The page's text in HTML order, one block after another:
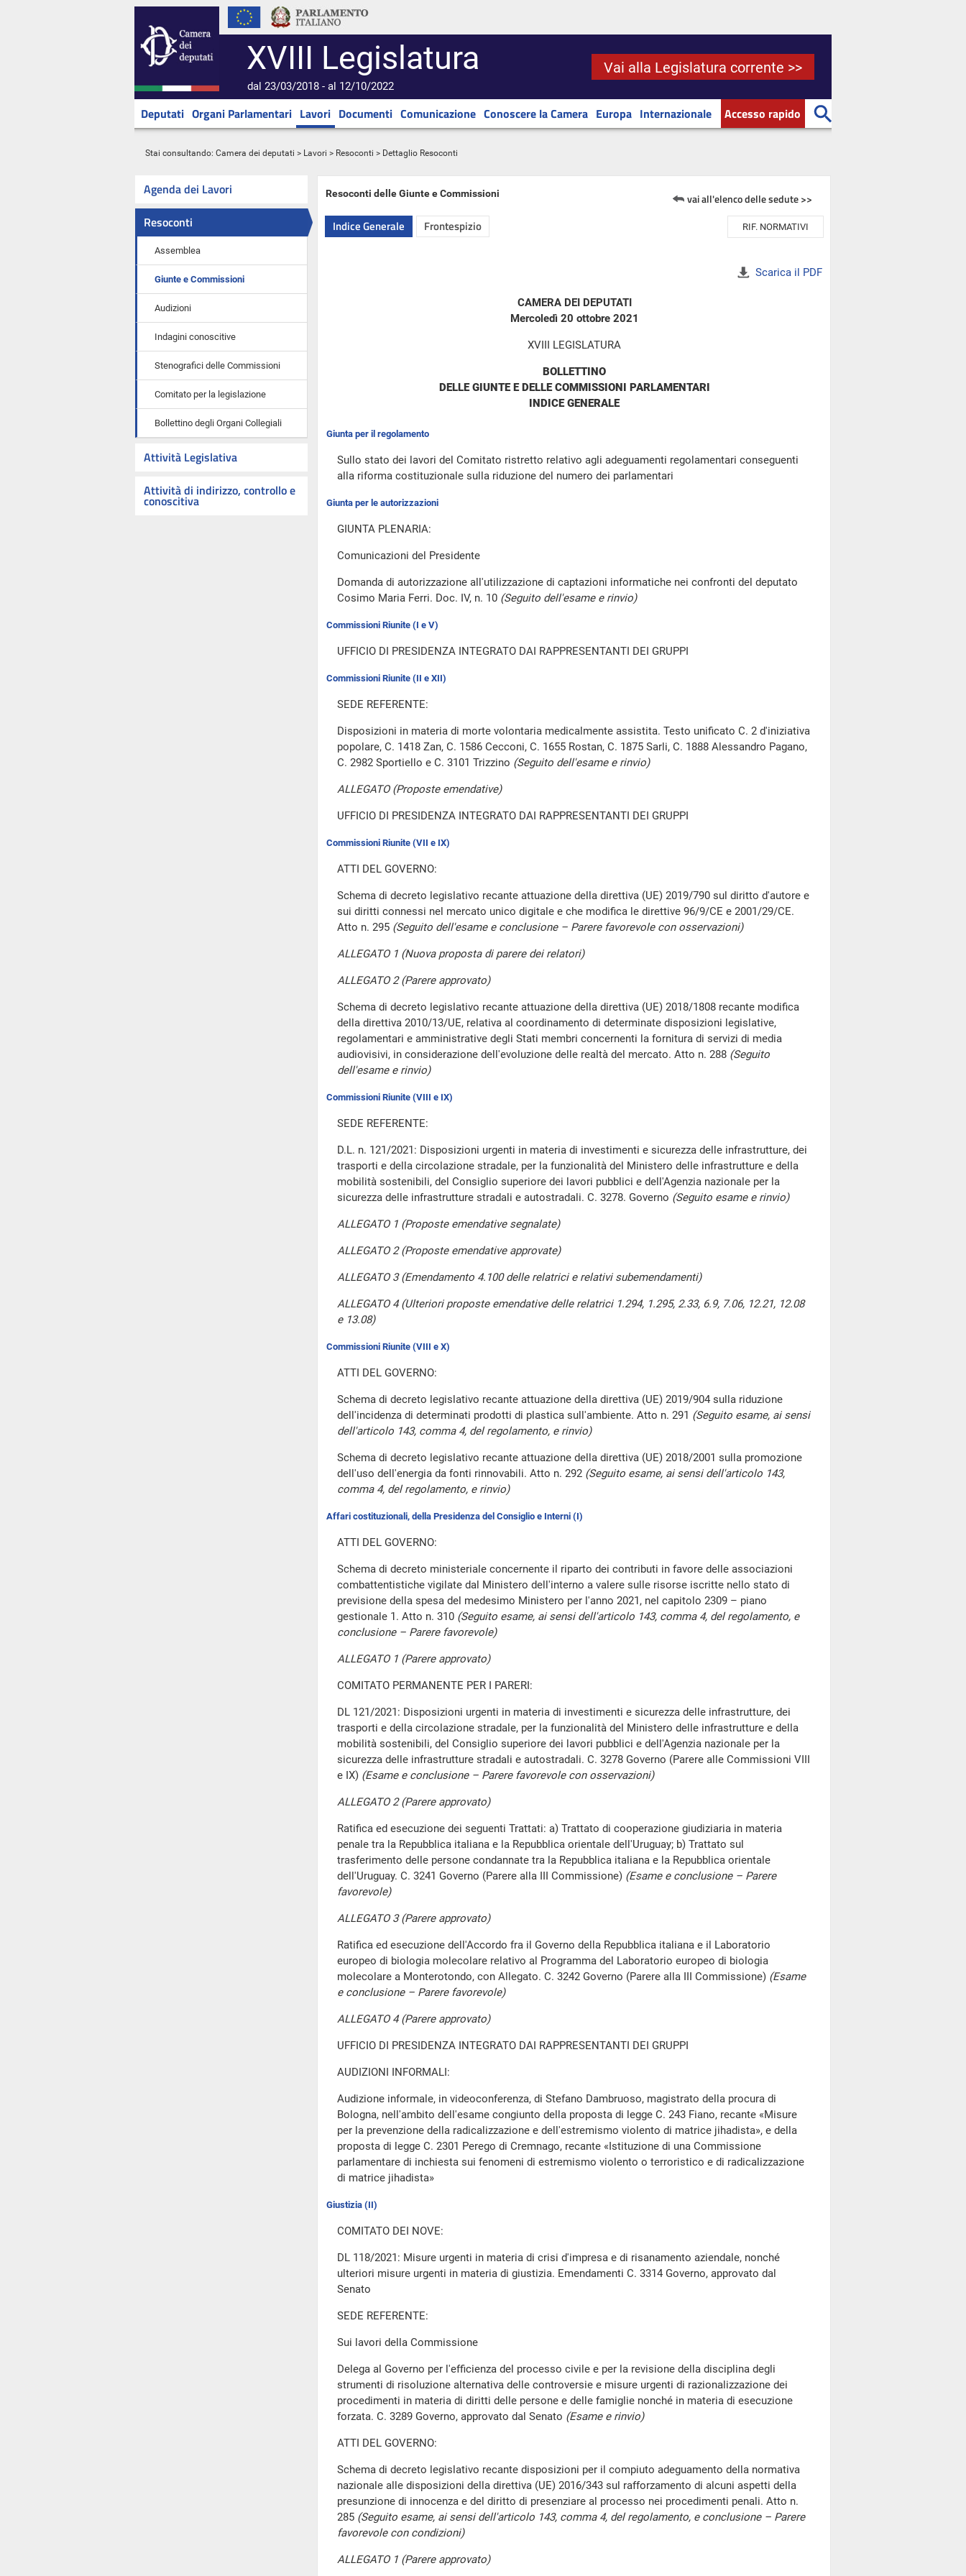
XVIII Legislatura
dal 23/03/2018 - al 12/10/2022
Vai alla Legislatura corrente >>
Deputati Organi Parlamentari Lavori Documenti Comunicazione Conoscere la Camera Europa Internazionale Accesso rapido
Stai consultando: Camera dei deputati > Lavori > Resoconti > Dettaglio Resoconti
Agenda dei Lavori
Resoconti
Assemblea
Giunte e Commissioni
Audizioni
Indagini conoscitive
Stenografici delle Commissioni
Comitato per la legislazione
Bollettino degli Organi Collegiali
Attività Legislativa
Attività di indirizzo, controllo e
conoscitiva
Resoconti delle Giunte e Commissioni vai all'elenco delle sedute >>
Indice Generale Frontespizio RIF. NORMATIVI
Scarica il PDF
CAMERA DEI DEPUTATI
Mercoledì 20 ottobre 2021
XVIII LEGISLATURA
BOLLETTINO
DELLE GIUNTE E DELLE COMMISSIONI PARLAMENTARI
INDICE GENERALE
Giunta per il regolamento
Sullo stato dei lavori del Comitato ristretto relativo agli adeguamenti regolamentari conseguenti
alla riforma costituzionale sulla riduzione del numero dei parlamentari
Giunta per le autorizzazioni
GIUNTA PLENARIA:
Comunicazioni del Presidente
Domanda di autorizzazione all'utilizzazione di captazioni informatiche nei confronti del deputato
Cosimo Maria Ferri. Doc. IV, n. 10 (Seguito dell'esame e rinvio)
Commissioni Riunite (I e V)
UFFICIO DI PRESIDENZA INTEGRATO DAI RAPPRESENTANTI DEI GRUPPI
Commissioni Riunite (II e XII)
SEDE REFERENTE:
Disposizioni in materia di morte volontaria medicalmente assistita. Testo unificato C. 2 d'iniziativa
popolare, C. 1418 Zan, C. 1586 Cecconi, C. 1655 Rostan, C. 1875 Sarli, C. 1888 Alessandro Pagano,
C. 2982 Sportiello e C. 3101 Trizzino (Seguito dell'esame e rinvio)
ALLEGATO (Proposte emendative)
UFFICIO DI PRESIDENZA INTEGRATO DAI RAPPRESENTANTI DEI GRUPPI
Commissioni Riunite (VII e IX)
ATTI DEL GOVERNO:
Schema di decreto legislativo recante attuazione della direttiva (UE) 2019/790 sul diritto d'autore e
sui diritti connessi nel mercato unico digitale e che modifica le direttive 96/9/CE e 2001/29/CE.
Atto n. 295 (Seguito dell'esame e conclusione – Parere favorevole con osservazioni)
ALLEGATO 1 (Nuova proposta di parere dei relatori)
ALLEGATO 2 (Parere approvato)
Schema di decreto legislativo recante attuazione della direttiva (UE) 2018/1808 recante modifica
della direttiva 2010/13/UE, relativa al coordinamento di determinate disposizioni legislative,
regolamentari e amministrative degli Stati membri concernenti la fornitura di servizi di media
audiovisivi, in considerazione dell'evoluzione delle realtà del mercato. Atto n. 288 (Seguito
dell'esame e rinvio)
Commissioni Riunite (VIII e IX)
SEDE REFERENTE:
D.L. n. 121/2021: Disposizioni urgenti in materia di investimenti e sicurezza delle infrastrutture, dei
trasporti e della circolazione stradale, per la funzionalità del Ministero delle infrastrutture e della
mobilità sostenibili, del Consiglio superiore dei lavori pubblici e dell'Agenzia nazionale per la
sicurezza delle infrastrutture stradali e autostradali. C. 3278. Governo (Seguito esame e rinvio)
ALLEGATO 1 (Proposte emendative segnalate)
ALLEGATO 2 (Proposte emendative approvate)
ALLEGATO 3 (Emendamento 4.100 delle relatrici e relativi subemendamenti)
ALLEGATO 4 (Ulteriori proposte emendative delle relatrici 1.294, 1.295, 2.33, 6.9, 7.06, 12.21, 12.08
e 13.08)
Commissioni Riunite (VIII e X)
ATTI DEL GOVERNO:
Schema di decreto legislativo recante attuazione della direttiva (UE) 2019/904 sulla riduzione
dell'incidenza di determinati prodotti di plastica sull'ambiente. Atto n. 291 (Seguito esame, ai sensi
dell'articolo 143, comma 4, del regolamento, e rinvio)
Schema di decreto legislativo recante attuazione della direttiva (UE) 2018/2001 sulla promozione
dell'uso dell'energia da fonti rinnovabili. Atto n. 292 (Seguito esame, ai sensi dell'articolo 143,
comma 4, del regolamento, e rinvio)
Affari costituzionali, della Presidenza del Consiglio e Interni (I)
ATTI DEL GOVERNO:
Schema di decreto ministeriale concernente il riparto dei contributi in favore delle associazioni
combattentistiche vigilate dal Ministero dell'interno a valere sulle risorse iscritte nello stato di
previsione della spesa del medesimo Ministero per l'anno 2021, nel capitolo 2309 – piano
gestionale 1. Atto n. 310 (Seguito esame, ai sensi dell'articolo 143, comma 4, del regolamento, e
conclusione – Parere favorevole)
ALLEGATO 1 (Parere approvato)
COMITATO PERMANENTE PER I PARERI:
DL 121/2021: Disposizioni urgenti in materia di investimenti e sicurezza delle infrastrutture, dei
trasporti e della circolazione stradale, per la funzionalità del Ministero delle infrastrutture e della
mobilità sostenibili, del Consiglio superiore dei lavori pubblici e dell'Agenzia nazionale per la
sicurezza delle infrastrutture stradali e autostradali. C. 3278 Governo (Parere alle Commissioni VIII
e IX) (Esame e conclusione – Parere favorevole con osservazioni)
ALLEGATO 2 (Parere approvato)
Ratifica ed esecuzione dei seguenti Trattati: a) Trattato di cooperazione giudiziaria in materia
penale tra la Repubblica italiana e la Repubblica orientale dell'Uruguay; b) Trattato sul
trasferimento delle persone condannate tra la Repubblica italiana e la Repubblica orientale
dell'Uruguay. C. 3241 Governo (Parere alla III Commissione) (Esame e conclusione – Parere
favorevole)
ALLEGATO 3 (Parere approvato)
Ratifica ed esecuzione dell'Accordo fra il Governo della Repubblica italiana e il Laboratorio
europeo di biologia molecolare relativo al Programma del Laboratorio europeo di biologia
molecolare a Monterotondo, con Allegato. C. 3242 Governo (Parere alla III Commissione) (Esame
e conclusione – Parere favorevole)
ALLEGATO 4 (Parere approvato)
UFFICIO DI PRESIDENZA INTEGRATO DAI RAPPRESENTANTI DEI GRUPPI
AUDIZIONI INFORMALI:
Audizione informale, in videoconferenza, di Stefano Dambruoso, magistrato della procura di
Bologna, nell'ambito dell'esame congiunto della proposta di legge C. 243 Fiano, recante «Misure
per la prevenzione della radicalizzazione e dell'estremismo violento di matrice jihadista», e della
proposta di legge C. 2301 Perego di Cremnago, recante «Istituzione di una Commissione
parlamentare di inchiesta sui fenomeni di estremismo violento o terroristico e di radicalizzazione
di matrice jihadista»
Giustizia (II)
COMITATO DEI NOVE:
DL 118/2021: Misure urgenti in materia di crisi d'impresa e di risanamento aziendale, nonché
ulteriori misure urgenti in materia di giustizia. Emendamenti C. 3314 Governo, approvato dal
Senato
SEDE REFERENTE:
Sui lavori della Commissione
Delega al Governo per l'efficienza del processo civile e per la revisione della disciplina degli
strumenti di risoluzione alternativa delle controversie e misure urgenti di razionalizzazione dei
procedimenti in materia di diritti delle persone e delle famiglie nonché in materia di esecuzione
forzata. C. 3289 Governo, approvato dal Senato (Esame e rinvio)
ATTI DEL GOVERNO:
Schema di decreto legislativo recante disposizioni per il compiuto adeguamento della normativa
nazionale alle disposizioni della direttiva (UE) 2016/343 sul rafforzamento di alcuni aspetti della
presunzione di innocenza e del diritto di presenziare al processo nei procedimenti penali. Atto n.
285 (Seguito esame, ai sensi dell'articolo 143, comma 4, del regolamento, e conclusione – Parere
favorevole con condizioni)
ALLEGATO 1 (Parere approvato)